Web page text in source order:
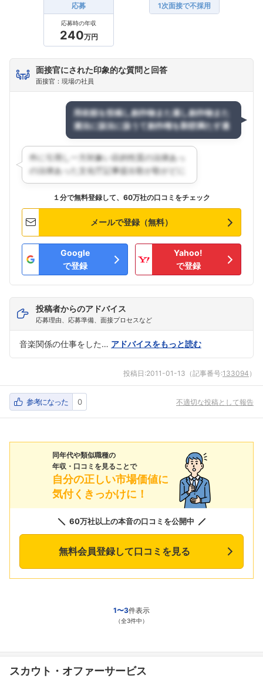
応募
応募時の年収
240万円
1次面接で不採用
面接官にされた印象的な質問と回答
面接官：現場の社員
１分で無料登録して、60万社の口コミをチェック
メールで登録（無料）
Google
で登録
Yahoo!
で登録
投稿者からのアドバイス
応募理由、応募準備、面接プロセスなど
音楽関係の仕事をした… アドバイスをもっと読む
投稿日:2011-01-13 （記事番号:133094 ）
参考になった 0 不適切な投稿として報告
同年代や類似職種の
年収・口コミを見ることで
自分の正しい市場価値に
気付くきっかけに！
60万社以上の本音の口コミを公開中
無料会員登録して口コミを見る
1〜3件表示
（全3件中）
スカウト・オファーサービス